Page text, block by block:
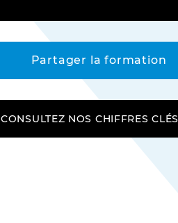
Partager la formation
CONSULTEZ NOS CHIFFRES CLÉS